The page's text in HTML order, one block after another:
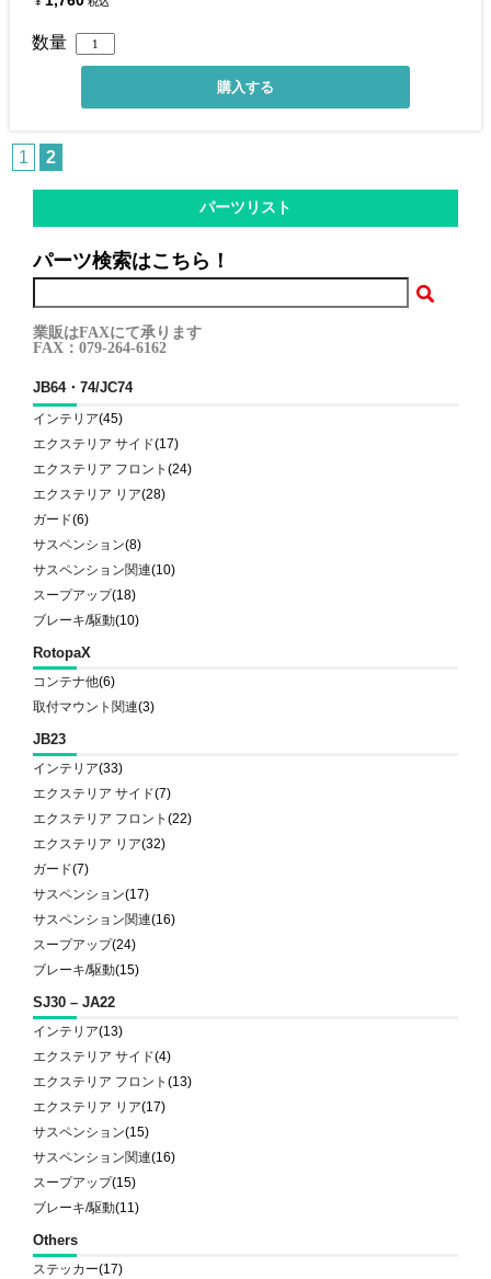
パーツリスト
パーツ検索はこちら！
業販はFAXにて承ります
FAX：079-264-6162
JB64・74/JC74
インテリア(45)
エクステリア サイド(17)
エクステリア フロント(24)
エクステリア リア(28)
ガード(6)
サスペンション(8)
サスペンション関連(10)
スープアップ(18)
ブレーキ/駆動(10)
RotopaX
コンテナ他(6)
取付マウント関連(3)
JB23
インテリア(33)
エクステリア サイド(7)
エクステリア フロント(22)
エクステリア リア(32)
ガード(7)
サスペンション(17)
サスペンション関連(16)
スープアップ(24)
ブレーキ/駆動(15)
SJ30 – JA22
インテリア(13)
エクステリア サイド(4)
エクステリア フロント(13)
エクステリア リア(17)
サスペンション(15)
サスペンション関連(16)
スープアップ(15)
ブレーキ/駆動(11)
Others
ステッカー(17)
数量
1 2